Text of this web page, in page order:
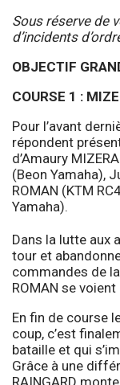
Sous réserve de
d’incidents
OBJECTIF
COURSE 1 :
Pour l’avant
répondent
d’Amaury
(Beon Yamaha),
ROMAN (KTM
Yamaha).
Dans la lutte aux
tour et
commandes de
ROMAN se
En fin de course
coup, c’est
bataille et qui
Grâce à une
RAINGARD